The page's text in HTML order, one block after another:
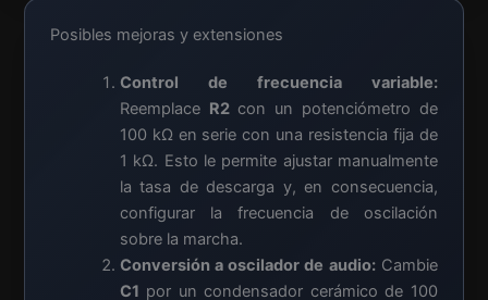
Posibles mejoras y extensiones
Control de frecuencia variable:
Reemplace R2con un potenciómetro de
100 kΩ en serie con una resistencia fija de
1 kΩ. Esto le permite ajustar manualmente
la tasa de descarga y, en consecuencia,
configurar la frecuencia de oscilación
sobre la marcha.
Conversión a oscilador de audio:Cambie
C1 por un condensador cerámico de 100